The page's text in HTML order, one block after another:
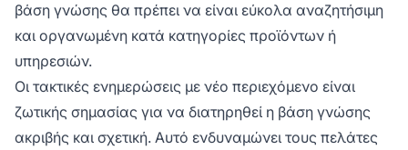
βάση γνώσης θα πρέπει να είναι εύκολα αναζητήσιμη
και οργανωμένη κατά κατηγορίες προϊόντων ή
υπηρεσιών.
Οι τακτικές ενημερώσεις με νέο περιεχόμενο είναι
ζωτικής σημασίας για να διατηρηθεί η βάση γνώσης
ακριβής και σχετική. Αυτό ενδυναμώνει τους πελάτες